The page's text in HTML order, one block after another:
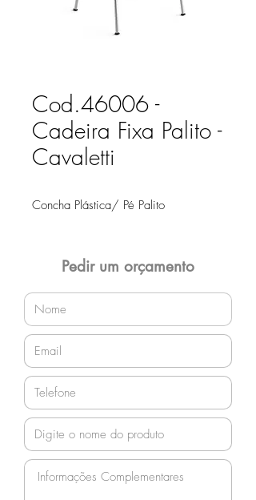
Cod.46006 -
Cadeira Fixa Palito -
Cavaletti
Concha Plástica/ Pé Palito
Pedir um orçamento